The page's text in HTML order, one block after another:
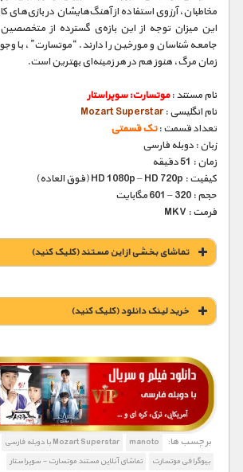
مخاطبان، آرزوی استفاده از آهنگ‌هایشان در بازی‌های
این میزان توجه از این بازه‌ی گسترده از
جامعه شناسان و مورخین را دارند. “موتسارت”، با
زمان مرگ، هنوز هم در هر زمینه‌ای بهترین است.
نام مستند :موتسارت: سوپراستار
نام انگلیسی :Mozart Superstar
تعداد قسمت :تک قسمتی
زبان : دوبله فارسی
زمان : 51 دقیقه
کیفیت : HD 1080p – HD 720p (فوق العاده)
حجم : 320 – 601 مگابایت
فرمت : MKV
تماشای بخشی از این مستند (کلیک کنید)
خريد لينک دانلود (کليک کنيد)
1900 تومان – خريد لينک دانلود (افزودن به سبد خريد)
برچسب ها: manoto Mozart Superstar با دوبله فارسی
بیوگرافی موتسارت
تماشای آنلاین مستند موتسارت - سوپراستار